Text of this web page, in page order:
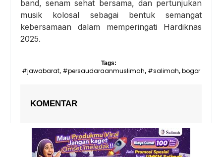
band, senam sehat bersama, dan pertunjukan
musik kolosal sebagai bentuk semangat
kebersamaan dalam memperingati Hardiknas
2025.
Tags:
#jawabarat, #persaudaraanmuslimah, #salimah, bogor
KOMENTAR